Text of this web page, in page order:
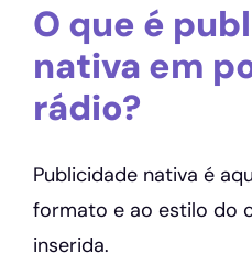
O que é
nativa em
rádio?
Publicidade nativa é
formato e ao estilo do
inserida.